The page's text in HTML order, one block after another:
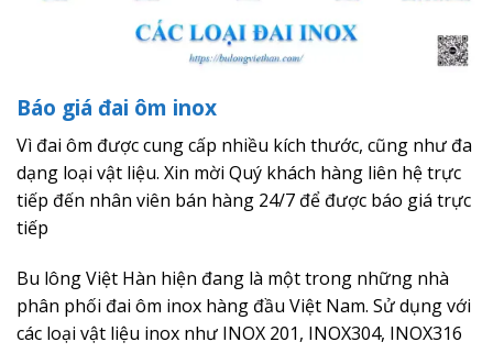
Báo giá đai ôm inox
Vì đai ôm được cung cấp nhiều kích thước, cũng như đa
dạng loại vật liệu. Xin mời Quý khách hàng liên hệ trực
tiếp đến nhân viên bán hàng 24/7 để được báo giá trực
tiếp
Bu lông Việt Hàn hiện đang là một trong những nhà
phân phối đai ôm inox hàng đầu Việt Nam. Sử dụng với
các loại vật liệu inox như INOX 201, INOX304, INOX316